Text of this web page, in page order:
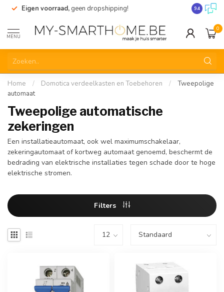
Eigen voorraad, geen dropshipping! 9.4
MENU
0
Home / Domotica verdeelkasten en Toebehoren /
Tweepolige
automaat
Tweepolige automatische
zekeringen
Een installatieautomaat, ook wel maximumschakelaar,
zekeringautomaat of kortweg automaat genoemd, beschermt de
bedrading van elektrische installaties tegen schade door te hoge
elektrische stromen.
Filters